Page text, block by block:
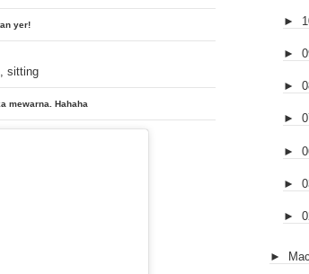
yer!
mewarna. Hahaha
►
►
►
►
►
►
►
► Mac